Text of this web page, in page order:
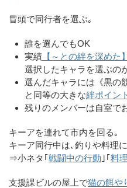
冒頭で同行者を選ぶ｡
誰を選んでもOK
実績 【～との絆を深めた】
選択したキャラを選ぶの
選んだキャラには《黒の
と同等の大きな絆ポイン
残りのメンバーは自室で
キーアを連れて市内を回る｡
キーア同行中は､釣りや料理
⇒小ネタ｢戦闘中の行動 ｣｢料
支援課ビルの屋上で猫の餌や